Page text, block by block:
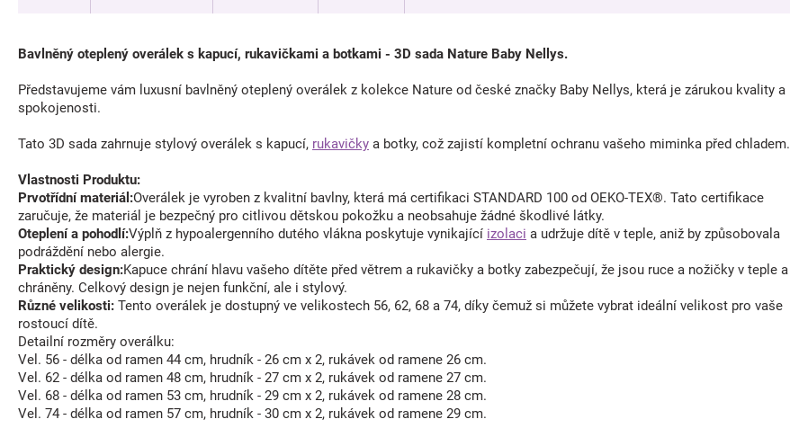
Bavlněný oteplený overálek s kapucí, rukavičkami a botkami - 3D sada Nature Baby Nellys.
Představujeme vám luxusní bavlněný oteplený overálek z kolekce Nature od české značky Baby Nellys, která je zárukou kvality a
spokojenosti.
Tato 3D sada zahrnuje stylový overálek s kapucí, rukavičky a botky, což zajistí kompletní ochranu vašeho miminka před chladem.
Vlastnosti Produktu:
Prvotřídní materiál:Overálek je vyroben z kvalitní bavlny, která má certifikaci STANDARD 100 od OEKO-TEX®. Tato certifikace
zaručuje, že materiál je bezpečný pro citlivou dětskou pokožku a neobsahuje žádné škodlivé látky.
Oteplení a pohodlí:Výplň z hypoalergenního dutého vlákna poskytuje vynikající izolaci a udržuje dítě v teple, aniž by způsobovala
podráždění nebo alergie.
Praktický design:Kapuce chrání hlavu vašeho dítěte před větrem a rukavičky a botky zabezpečují, že jsou ruce a nožičky v teple a
chráněny. Celkový design je nejen funkční, ale i stylový.
Různé velikosti: Tento overálek je dostupný ve velikostech 56, 62, 68 a 74, díky čemuž si můžete vybrat ideální velikost pro vaše
rostoucí dítě.
Detailní rozměry overálku:
Vel. 56 - délka od ramen 44 cm, hrudník - 26 cm x 2, rukávek od ramene 26 cm.
Vel. 62 - délka od ramen 48 cm, hrudník - 27 cm x 2, rukávek od ramene 27 cm.
Vel. 68 - délka od ramen 53 cm, hrudník - 29 cm x 2, rukávek od ramene 28 cm.
Vel. 74 - délka od ramen 57 cm, hrudník - 30 cm x 2, rukávek od ramene 29 cm.